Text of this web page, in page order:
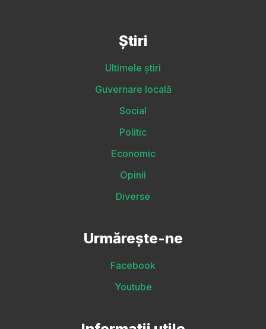
Știri
Ultimele știri
Guvernare locală
Social
Politic
Economic
Opinii
Diverse
Urmărește-ne
Facebook
Youtube